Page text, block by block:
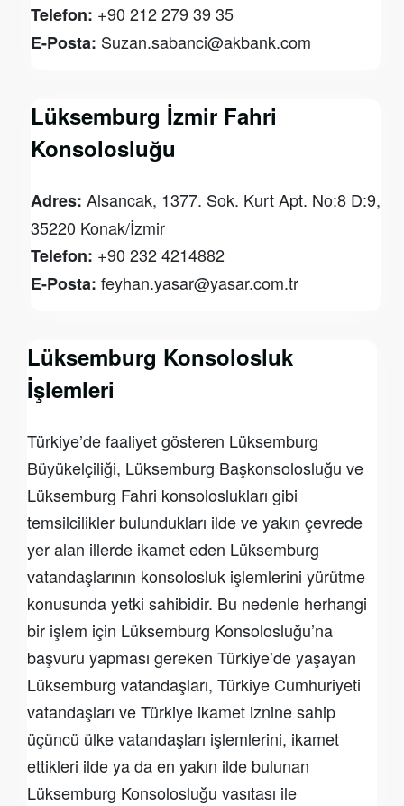
Telefon: +90 212 279 39 35
E-Posta: Suzan.sabanci@akbank.com
Lüksemburg İzmir Fahri
Konsolosluğu
Adres: Alsancak, 1377. Sok. Kurt Apt. No:8 D:9,
35220 Konak/İzmir
Telefon: +90 232 4214882
E-Posta: feyhan.yasar@yasar.com.tr
Lüksemburg Konsolosluk
İşlemleri
Türkiye’de faaliyet gösteren Lüksemburg
Büyükelçiliği, Lüksemburg Başkonsolosluğu ve
Lüksemburg Fahri konsoloslukları gibi
temsilcilikler bulundukları ilde ve yakın çevrede
yer alan illerde ikamet eden Lüksemburg
vatandaşlarının konsolosluk işlemlerini yürütme
konusunda yetki sahibidir. Bu nedenle herhangi
bir işlem için Lüksemburg Konsolosluğu’na
başvuru yapması gereken Türkiye’de yaşayan
Lüksemburg vatandaşları, Türkiye Cumhuriyeti
vatandaşları ve Türkiye ikamet iznine sahip
üçüncü ülke vatandaşları işlemlerini, ikamet
ettikleri ilde ya da en yakın ilde bulunan
Lüksemburg Konsolosluğu vasıtası ile